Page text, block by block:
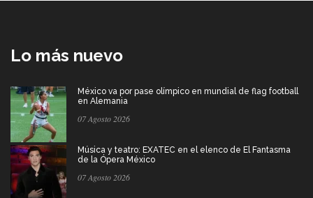
Lo más nuevo
México va por pase olímpico en mundial de flag football
en Alemania
07 Agosto 2026
Música y teatro: EXATEC en el elenco de El Fantasma
de la Ópera México
07 Agosto 2026